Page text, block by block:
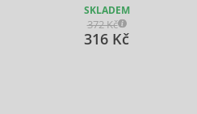
SKLADEM
372 Kč
316 Kč